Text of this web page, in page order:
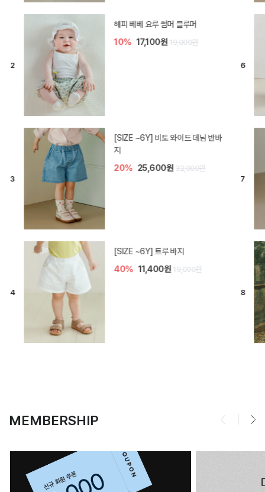
듀이 아기 바지
20% 15,200원 19,000원
[SIZE ~6Y] 라핀 카프리 팬츠
30%
엘로디 니트 아기 바지
30% 14,000원 20,000원
MEMBERSHIP